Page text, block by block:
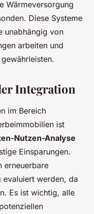
Wärmeversorgung
Diese Systeme
unabhängig von
arbeiten und
Integration
im Bereich
ist
Nutzen-Analyse
Einsparungen.
erneuerbare
werden, da
Es ist wichtig, alle